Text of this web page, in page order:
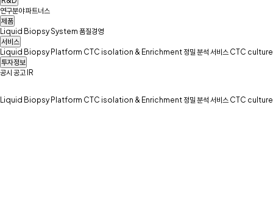
연구분야파트너스
제품
Liquid Biopsy System 품질경영
서비스
Liquid Biopsy Platform CTC isolation & Enrichment 정밀 분석 서비스 CTC culture
투자정보
공시 공고 IR
Liquid Biopsy Platform CTC isolation & Enrichment 정밀 분석 서비스 CTC culture